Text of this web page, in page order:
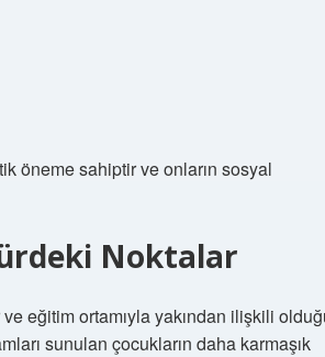
öneme sahiptir ve onların sosyal
Noktalar
eğitim ortamıyla yakından ilişkili
sunulan çocukların daha karmaşık